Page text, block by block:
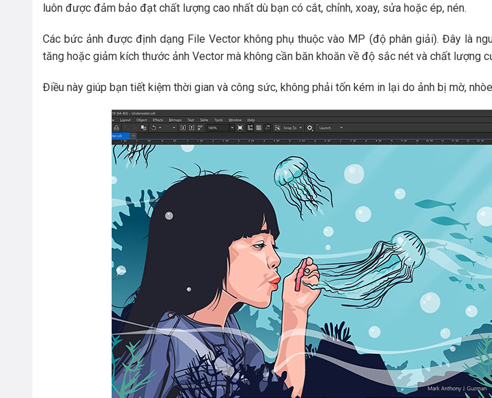
luôn được đảm bảo đạt chất lượng cao nhất dù bạn có cắt, chỉnh, xoay, sửa hoặc ép, nén.
Các bức ảnh được định dạng File Vector không phụ thuộc vào MP (độ phân giải). Đây là
tăng hoặc giảm kích thước ảnh Vector mà không cần băn khoăn về độ sắc nét và chất lượng
Điều này giúp bạn tiết kiệm thời gian và công sức, không phải tốn kém in lại do ảnh bị mờ, nhòe